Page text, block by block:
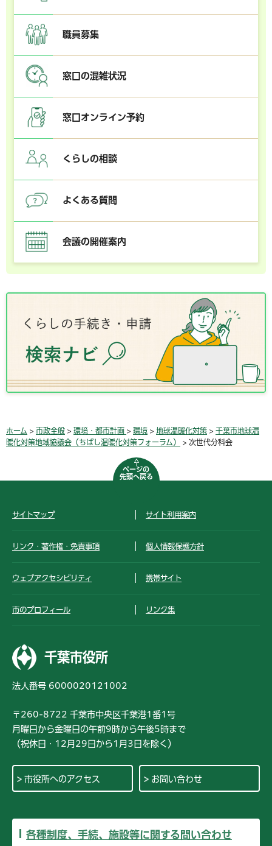
職員募集
窓口の混雑状況
窓口オンライン予約
くらしの相談
よくある質問
会議の開催案内
ホーム > 市政全般 > 環境・都市計画 > 環境 > 地球温暖化対策 > 千葉市地球温
暖化対策地域協議会（ちばし温暖化対策フォーラム）
> 次世代分科会
ページの
先頭へ戻る
サイトマップ サイト利用案内
リンク・著作権・免責事項 個人情報保護方針
ウェブアクセシビリティ 携帯サイト
市のプロフィール リンク集
千葉市役所
法人番号 6000020121002
〒260-8722 千葉市中央区千葉港1番1号
月曜日から金曜日の午前9時から午後5時まで
（祝休日・12月29日から1月3日を除く）
市役所へのアクセス お問い合わせ
各種制度、手続、施設等に関する問い合わせ